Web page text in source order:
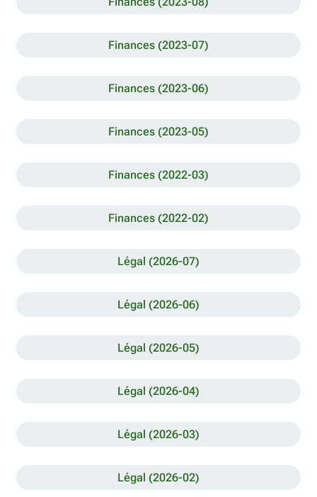
Finances (2023-07)
Finances (2023-06)
Finances (2023-05)
Finances (2022-03)
Finances (2022-02)
Légal (2026-07)
Légal (2026-06)
Légal (2026-05)
Légal (2026-04)
Légal (2026-03)
Légal (2026-02)